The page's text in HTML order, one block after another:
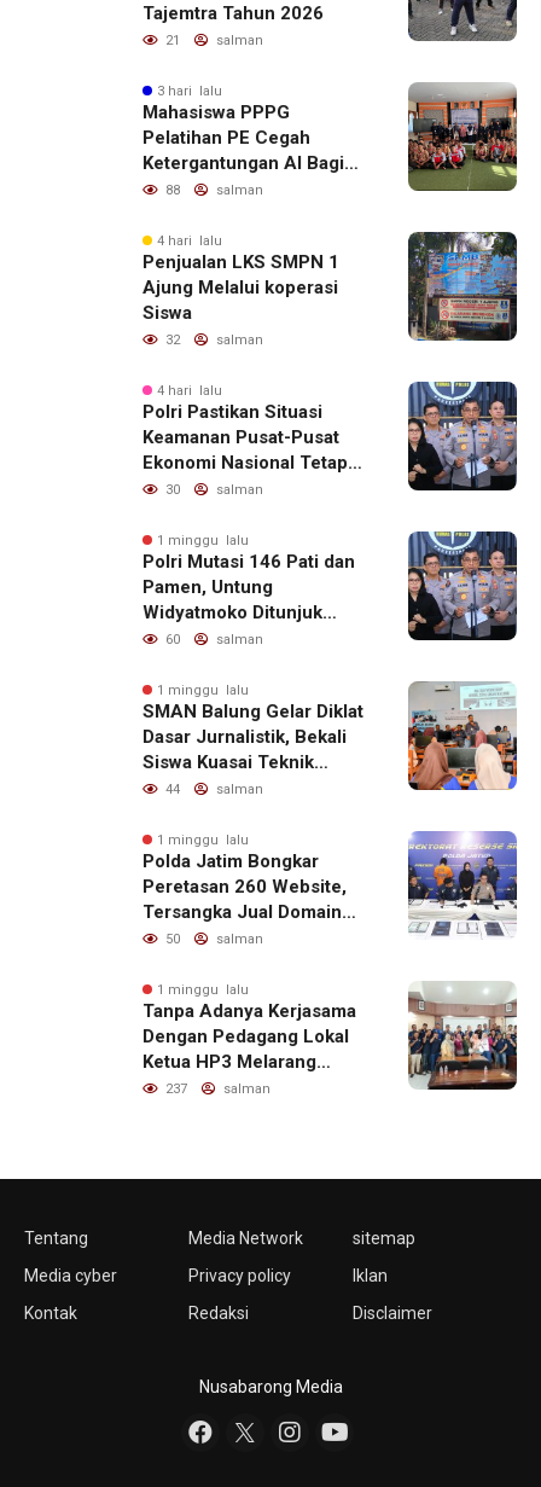
Tajemtra Tahun 2026
21 salman
3 hari lalu
Mahasiswa PPPG
Pelatihan PE Cegah
Ketergantungan AI Bagi
88 salman
4 hari lalu
Penjualan LKS SMPN 1
Ajung Melalui koperasi
Siswa
32 salman
4 hari lalu
Polri Pastikan Situasi
Keamanan Pusat-Pusat
Ekonomi Nasional Tetap
Kondusif
30 salman
1 minggu lalu
Polri Mutasi 146 Pati dan
Pamen, Untung
Widyatmoko Ditunjuk
sebagai Kadivhubinter
60 salman
1 minggu lalu
SMAN Balung Gelar Diklat
Dasar Jurnalistik, Bekali
Siswa Kuasai Teknik
Menulis Berita yang
44 salman
1 minggu lalu
Polda Jatim Bongkar
Peretasan 260 Website,
Tersangka Jual Domain
untuk Promosi Judi Online
50 salman
1 minggu lalu
Tanpa Adanya Kerjasama
Dengan Pedagang Lokal
Ketua HP3 Melarang
Aktifitas Pedagang Ikan
237 salman
Tentang
Media cyber
Kontak
Media Network
Privacy policy
Redaksi
sitemap
Iklan
Disclaimer
Nusabarong Media